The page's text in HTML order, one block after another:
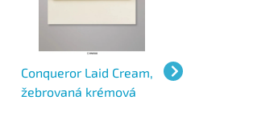
Conqueror Laid Cream,
žebrovaná krémová
Conqueror Laid